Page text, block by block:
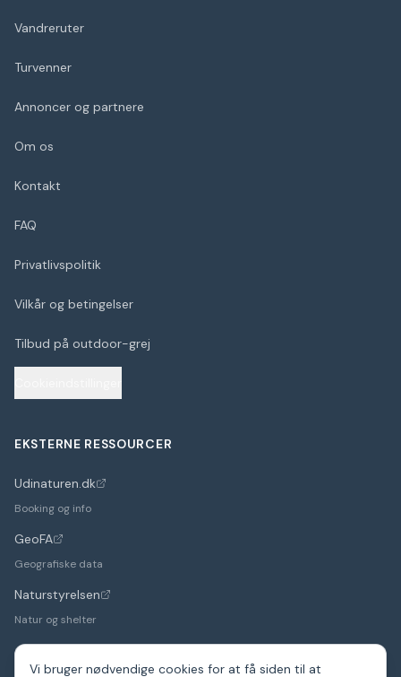
Vi bruger nødvendige cookies for at få siden til at
Vandreruter
Turvenner
Annoncer og partnere
Om os
Kontakt
FAQ
Privatlivspolitik
Vilkår og betingelser
Tilbud på outdoor-grej
EKSTERNE RESSOURCER
Udinaturen.dk
(åbner i nyt faneblad)
Booking og info
GeoFA
(åbner i nyt faneblad)
Geografiske data
Naturstyrelsen
(åbner i nyt faneblad)
Natur og shelter